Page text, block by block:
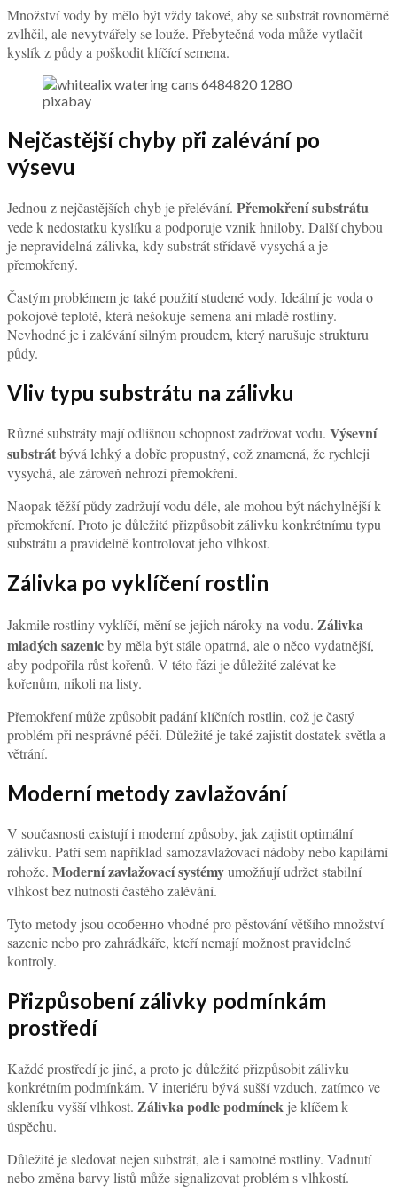
Množství vody by mělo být vždy takové, aby se substrát rovnoměrně
zvlhčil, ale nevytvářely se louže. Přebytečná voda může vytlačit
kyslík z půdy a poškodit klíčící semena.
pixabay
Nejčastější chyby při zalévání po
výsevu
Jednou z nejčastějších chyb je přelévání. Přemokření substrátu
vede k nedostatku kyslíku a podporuje vznik hniloby. Další chybou
je nepravidelná zálivka, kdy substrát střídavě vysychá a je
přemokřený.
Častým problémem je také použití studené vody. Ideální je voda o
pokojové teplotě, která nešokuje semena ani mladé rostliny.
Nevhodné je i zalévání silným proudem, který narušuje strukturu
půdy.
Vliv typu substrátu na zálivku
Různé substráty mají odlišnou schopnost zadržovat vodu. Výsevní
substrátbývá lehký a dobře propustný, což znamená, že rychleji
vysychá, ale zároveň nehrozí přemokření.
Naopak těžší půdy zadržují vodu déle, ale mohou být náchylnější k
přemokření. Proto je důležité přizpůsobit zálivku konkrétnímu typu
substrátu a pravidelně kontrolovat jeho vlhkost.
Zálivka po vyklíčení rostlin
Jakmile rostliny vyklíčí, mění se jejich nároky na vodu. Zálivka
mladých sazenicby měla být stále opatrná, ale o něco vydatnější,
aby podpořila růst kořenů. V této fázi je důležité zalévat ke
kořenům, nikoli na listy.
Přemokření může způsobit padání klíčních rostlin, což je častý
problém při nesprávné péči. Důležité je také zajistit dostatek světla a
větrání.
Moderní metody zavlažování
V současnosti existují i moderní způsoby, jak zajistit optimální
zálivku. Patří sem například samozavlažovací nádoby nebo kapilární
rohože. Moderní zavlažovací systémyumožňují udržet stabilní
vlhkost bez nutnosti častého zalévání.
Tyto metody jsou особенно vhodné pro pěstování většího množství
sazenic nebo pro zahrádkáře, kteří nemají možnost pravidelné
kontroly.
Přizpůsobení zálivky podmínkám
prostředí
Každé prostředí je jiné, a proto je důležité přizpůsobit zálivku
konkrétním podmínkám. V interiéru bývá sušší vzduch, zatímco ve
skleníku vyšší vlhkost. Zálivka podle podmínek je klíčem k
úspěchu.
Důležité je sledovat nejen substrát, ale i samotné rostliny. Vadnutí
nebo změna barvy listů může signalizovat problém s vlhkostí.